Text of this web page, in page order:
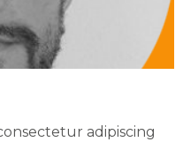
adipiscing